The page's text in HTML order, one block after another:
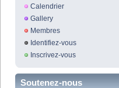
Calendrier
Gallery
Membres
Identifiez-vous
Inscrivez-vous
Soutenez-nous